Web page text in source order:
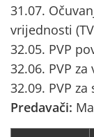
31.07.
vrijednosti
32.05. PVP
32.06. PVP za
32.09. PVP za
Predavači: